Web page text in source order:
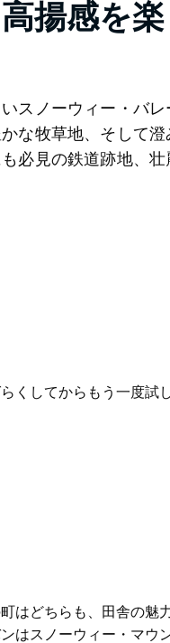
揚感を
スノーウィー・バ
な牧草地、そして
必見の鉄道跡地、
くしてからもう一度試
はどちらも、田舎の魅
はスノーウィー・マ